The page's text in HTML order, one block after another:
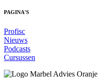
PAGINA'S
Profisc
Nieuws
Podcasts
Cursussen